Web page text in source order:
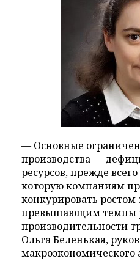
— Основные
производства —
ресурсов, прежде
которую компаниям
конкурировать ростом
превышающим темпы
производительности
Ольга Беленькая,